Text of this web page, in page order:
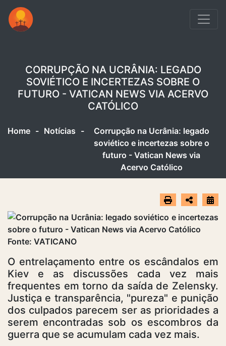
CORRUPÇÃO NA UCRÂNIA: LEGADO
SOVIÉTICO E INCERTEZAS SOBRE O
FUTURO - VATICAN NEWS VIA ACERVO
CATÓLICO
Home - Notícias -
Corrupção na Ucrânia: legado
soviético e incertezas sobre o
futuro - Vatican News via
Acervo Católico
Fonte: VATICANO
O entrelaçamento entre os escândalos em
Kiev e as discussões cada vez mais
frequentes em torno da saída de Zelensky.
Justiça e transparência, "pureza" e punição
dos culpados parecem ser as prioridades a
serem encontradas sob os escombros da
guerra que se acumulam cada vez mais.